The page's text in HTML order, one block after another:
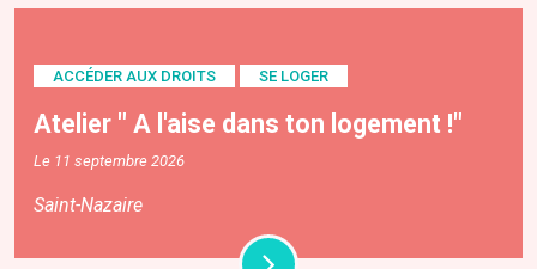
ACCÉDER AUX DROITS SE LOGER
Atelier " A l'aise dans ton logement !"
Le 11 septembre 2026
Saint-Nazaire